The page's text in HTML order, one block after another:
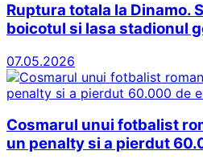
Ruptura totala la Dinamo.
boicotul si lasa stadionul
07.05.2026
Cosmarul unui fotbalist
un penalty si a pierdut